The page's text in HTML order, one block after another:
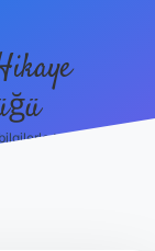
tanış!